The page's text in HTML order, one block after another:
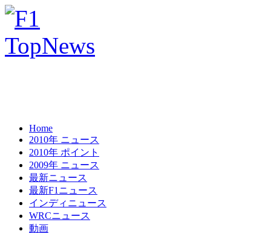
Home
2010年 ニュース
2010年 ポイント
2009年 ニュース
最新ニュース
最新F1ニュース
インディニュース
WRCニュース
動画